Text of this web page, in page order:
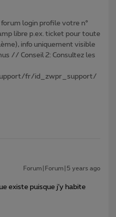
login profile votre n°
libre p.ex. ticket pour toute
info uniquement visible
// Conseil 2: Consultez les
fr/id_zwpr_support/
Forum|Forum|5 years ago
existe puisque j’y habite